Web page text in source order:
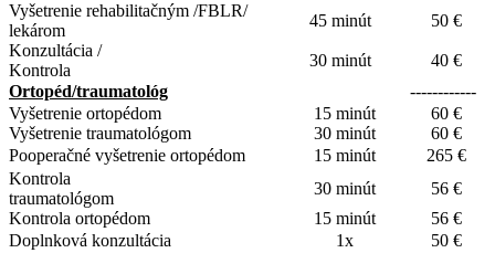
Vyšetrenie rehabilitačným /FBLR/
lekárom
45 minút
50 €
Konzultácia /
Kontrola
30 minút
40 €
Ortopéd/traumatológ
------------
Vyšetrenie ortopédom
15 minút
60 €
Vyšetrenie traumatológom
30 minút
60 €
Pooperačné vyšetrenie ortopédom
15 minút
265 €
Kontrola
traumatológom
30 minút
56 €
Kontrola ortopédom
15 minút
56 €
Doplnková konzultácia
1x
50 €